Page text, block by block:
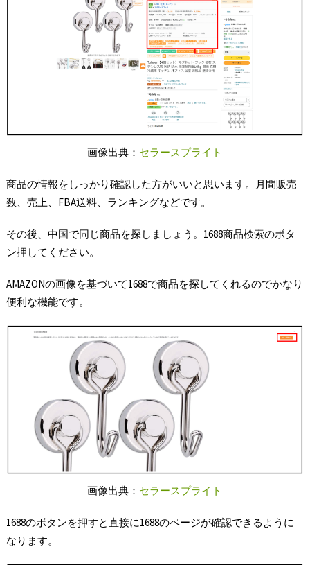
画像出典： セラースプライト
商品の情報をしっかり確認した方がいいと思います。月間販売
数、売上、FBA送料、ランキングなどです。
その後、中国で同じ商品を探しましょう。1688商品検索のボタ
ン押してください。
AMAZONの画像を基づいて1688で商品を探してくれるのでかなり
便利な機能です。
画像出典： セラースプライト
1688のボタンを押すと直接に1688のページが確認できるように
なります。